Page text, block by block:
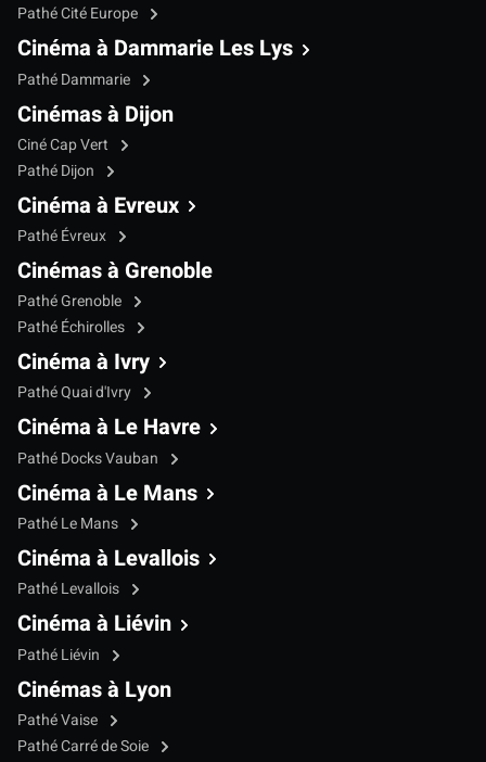
Pathé Cité Europe
Cinéma à Dammarie Les Lys
Pathé Dammarie
Cinémas à Dijon
Ciné Cap Vert
Pathé Dijon
Cinéma à Evreux
Pathé Évreux
Cinémas à Grenoble
Pathé Grenoble
Pathé Échirolles
Cinéma à Ivry
Pathé Quai d'Ivry
Cinéma à Le Havre
Pathé Docks Vauban
Cinéma à Le Mans
Pathé Le Mans
Cinéma à Levallois
Pathé Levallois
Cinéma à Liévin
Pathé Liévin
Cinémas à Lyon
Pathé Vaise
Pathé Carré de Soie